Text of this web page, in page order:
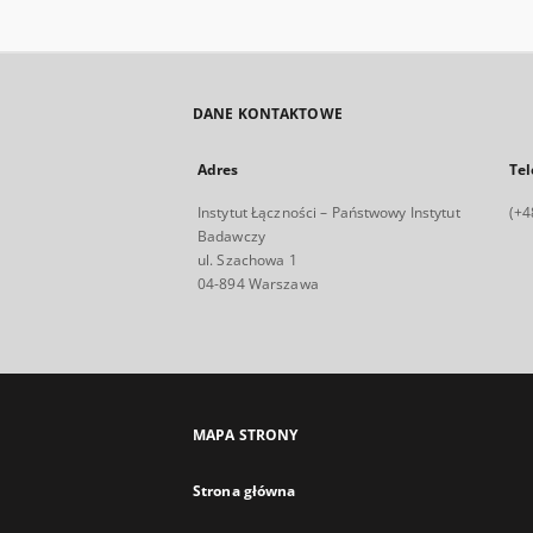
DANE KONTAKTOWE
Adres
Instytut Łączności – Państwowy Instytut
Badawczy
ul. Szachowa 1
04-894 Warszawa
MAPA STRONY
Strona główna